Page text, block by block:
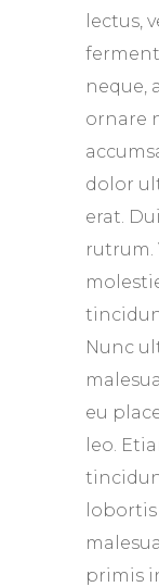
lectus,
neque,
ornare
dolor
erat.
rutrum.
Nunc
eu
leo.
primis